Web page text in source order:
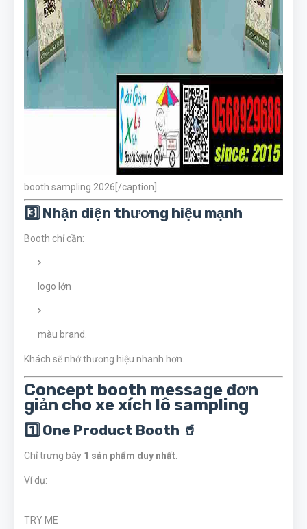
booth sampling 2026[/caption]
3️⃣ Nhận diện thương hiệu mạnh
Booth chỉ cần:
logo lớn
màu brand.
Khách sẽ nhớ thương hiệu nhanh hơn.
Concept booth message đơn
giản cho xe xích lô sampling
1️⃣ One Product Booth 🥤
Chỉ trưng bày 1 sản phẩm duy nhất
Ví dụ:
TRY ME